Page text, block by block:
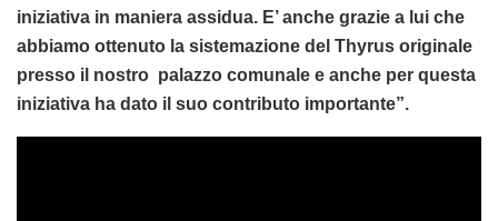
iniziativa in maniera assidua. E’ anche grazie a lui che
abbiamo ottenuto la sistemazione del Thyrus originale
presso il nostro palazzo comunale e anche per questa
iniziativa ha dato il suo contributo importante”.